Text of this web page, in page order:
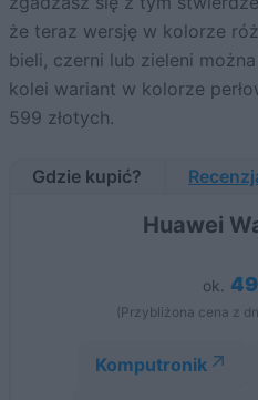
że teraz wersję w kolorze
bieli, czerni lub zieleni
kolei wariant w kolorze
599 złotych.
Gdzie kupić?
Huawei
ok.
(Przybliżona cena z
Komputronik